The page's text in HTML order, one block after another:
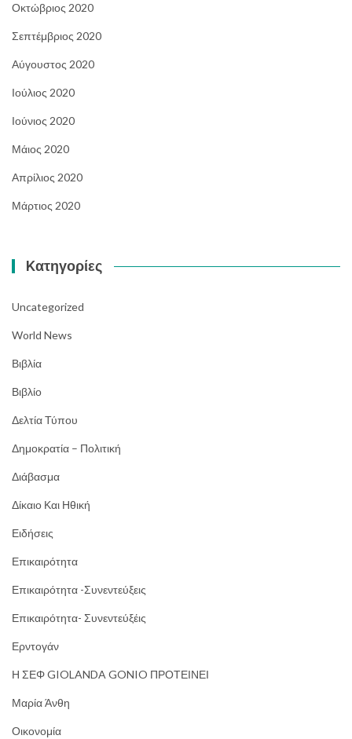
Οκτώβριος 2020
Σεπτέμβριος 2020
Αύγουστος 2020
Ιούλιος 2020
Ιούνιος 2020
Μάιος 2020
Απρίλιος 2020
Μάρτιος 2020
Kατηγορίες
Uncategorized
World News
Βιβλία
Βιβλίο
Δελτία Τύπου
Δημοκρατία – Πολιτική
Διάβασμα
Δίκαιο Και Ηθική
Ειδήσεις
Επικαιρότητα
Επικαιρότητα -Συνεντεύξεις
Επικαιρότητα- Συνεντεύξέις
Ερντογάν
Η ΣΕΦ GIOLANDA GONIO ΠΡΟΤΕΙΝΕΙ
Μαρία Άνθη
Οικονομία